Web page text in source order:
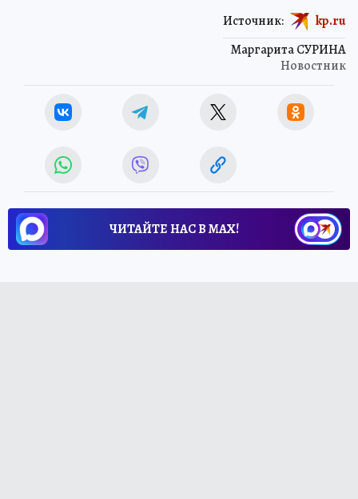
Маргарита СУРИНА
Новостник
Источник: kp.ru
ЧИТАЙТЕ НАС В МАХ!